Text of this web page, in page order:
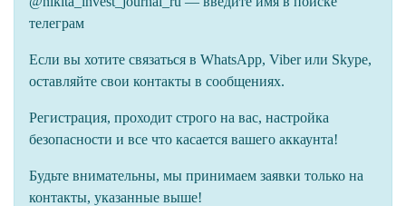
телеграм
Если вы хотите связаться в WhatsApp, Viber или Skype,
оставляйте свои контакты в сообщениях.
Регистрация, проходит строго на вас, настройка
безопасности и все что касается вашего аккаунта!
Будьте внимательны, мы принимаем заявки только на
контакты, указанные выше!